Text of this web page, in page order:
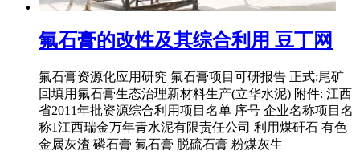
氟石膏的改性及其综合利用 豆丁网
氟石膏资源化应用研究 氟石膏项目可研报告 正式:尾矿
回填用氟石膏生态治理新材料生产(立华水泥) 附件: 江西
省2011年批资源综合利用项目名单 序号 企业名称项目名
称1江西瑞金万年青水泥有限责任公司 利用煤矸石 有色
金属灰渣 磷石膏 氟石膏 脱硫石膏 粉煤灰生